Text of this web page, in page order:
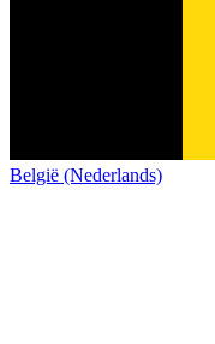
België (Nederlands)